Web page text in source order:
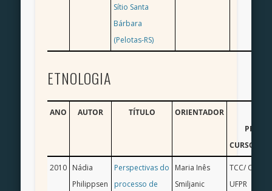
Sítio Santa
Bárbara
(Pelotas-RS)
ETNOLOGIA
ANO AUTOR TÍTULO ORIENTADOR
CURSO/
2010 Nádia
Philippsen
Perspectivas do
processo de
Maria Inês
Smiljanic
TCC/
UFPR